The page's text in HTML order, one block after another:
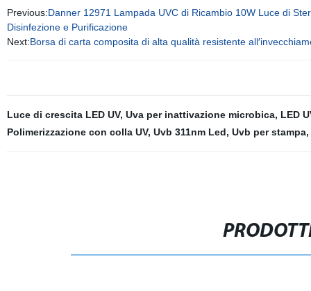
Previous:Danner 12971 Lampada UVC di Ricambio 10W Luce di
Disinfezione e Purificazione
Next:Borsa di carta composita di alta qualità resistente
Luce di crescita LED UV, Uva per inattivazione microbica, LED
Polimerizzazione con colla UV, Uvb 311nm Led, Uvb per stampa,